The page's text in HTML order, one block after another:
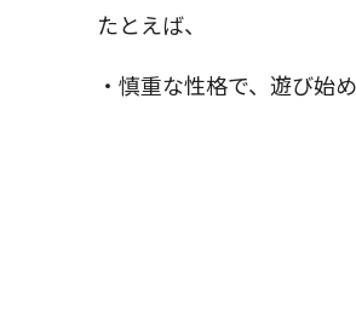
たとえば、
・慎重な性格で、遊び始